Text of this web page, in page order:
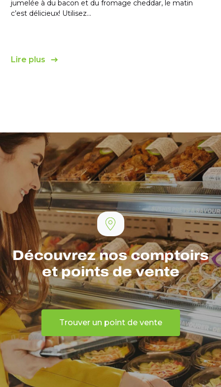
jumelée à du bacon et du fromage cheddar, le matin
c’est délicieux! Utilisez...
Lire plus
Découvrez nos comptoirs
et points de vente
Trouver un point de vente